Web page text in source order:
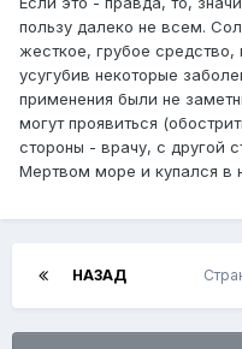
пользу далеко не всем.
жесткое, грубое
усугубив некоторые
применения были не
могут проявиться
стороны - врачу, с другой
Мертвом море и купался в
НАЗАД